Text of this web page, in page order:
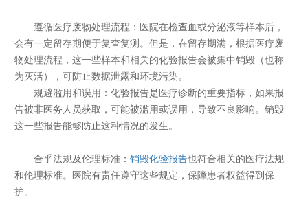
遵循医疗废物处理流程：医院在检查血或分泌液等样本后，
会有一定留存期便于复查复测。但是，在留存期满，根据医疗废
物处理流程，这一些样本和相关的化验报告会被集中销毁（也称
为灭活），可防止数据泄露和环境污染。
规避滥用和误用：化验报告是医疗诊断的重要指标，如果报
告被非医务人员获取，可能被滥用或误用，导致不良影响。销毁
这一些报告能够防止这种情况的发生。
合乎法规及伦理标准：销毁化验报告也符合相关的医疗法规
和伦理标准。医院有责任遵守这些规定，保障患者权益得到保
护。